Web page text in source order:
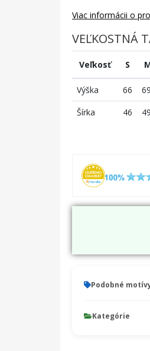
Viac informácii o
VEĽKOSTNÁ
Veľkosť S
Výška 66 69
Šírka
46 49
Podobné
Kategórie